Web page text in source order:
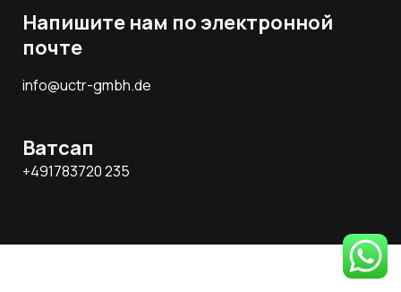
Напишите нам по электронной
почте
info@uctr-gmbh.de
Ватсап
+491783720 235